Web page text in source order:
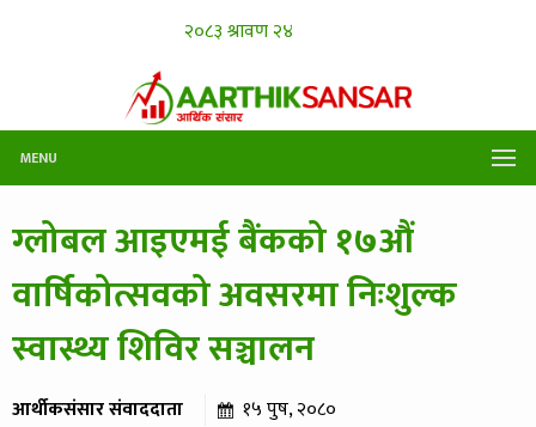
MENU
ग्लोबल आइएमई बैंकको १७औं
वार्षिकोत्सवको अवसरमा निःशुल्क
स्वास्थ्य शिविर सञ्चालन
आर्थीकसंसार संवाददाता १५ पुष, २०८०